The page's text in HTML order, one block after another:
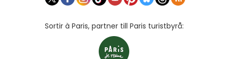
Sortir à Paris, partner till Paris turistbyrå: